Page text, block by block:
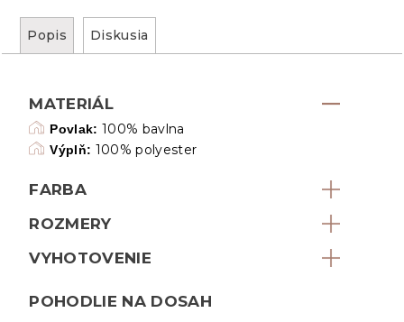
Popis Diskusia
MATERIÁL
Povlak: 100% bavlna
Výplň: 100% polyester
FARBA
ROZMERY
VYHOTOVENIE
POHODLIE NA DOSAH